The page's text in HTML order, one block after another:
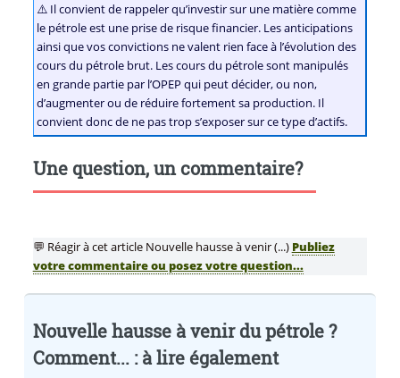
⚠️ Il convient de rappeler qu’investir sur une matière comme
le pétrole est une prise de risque financier. Les anticipations
ainsi que vos convictions ne valent rien face à l’évolution des
cours du pétrole brut. Les cours du pétrole sont manipulés
en grande partie par l’OPEP qui peut décider, ou non,
d’augmenter ou de réduire fortement sa production. Il
convient donc de ne pas trop s’exposer sur ce type d’actifs.
Une question, un commentaire?
💬 Réagir à cet article Nouvelle hausse à venir (...) Publiez
votre commentaire ou posez votre question...
Nouvelle hausse à venir du pétrole ?
Comment... : à lire également